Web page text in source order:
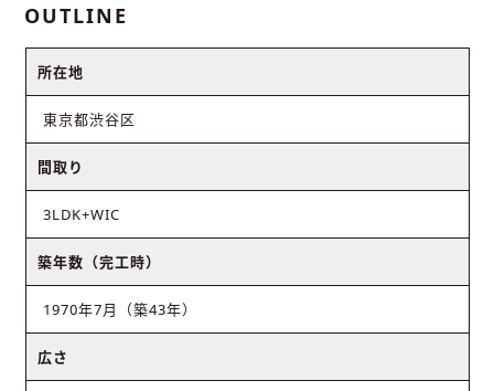
OUTLINE
所在地
東京都渋谷区
間取り
3LDK+WIC
築年数（完工時）
1970年7月（築43年）
広さ